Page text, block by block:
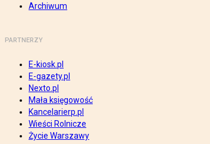
Archiwum
PARTNERZY
E-kiosk.pl
E-gazety.pl
Nexto.pl
Mała księgowość
Kancelarierp.pl
Wieści Rolnicze
Życie Warszawy